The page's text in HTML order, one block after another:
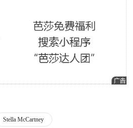
Stella McCartney